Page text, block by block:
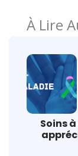
À Lire
Soins